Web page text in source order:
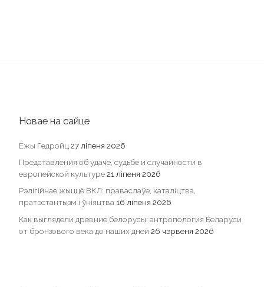
Новае на сайце
Ежы Гедройц 27 ліпеня 2026
Представления об удаче, судьбе и случайности в
европейской культуре21 ліпеня 2026
Рэлігійнае жыццё ВКЛ: праваслаўе, каталіцтва,
пратэстантызм і ўніяцтва16 ліпеня 2026
Как выглядели древние белорусы: антропология Беларуси
от бронзового века до наших дней 26 чэрвеня 2026